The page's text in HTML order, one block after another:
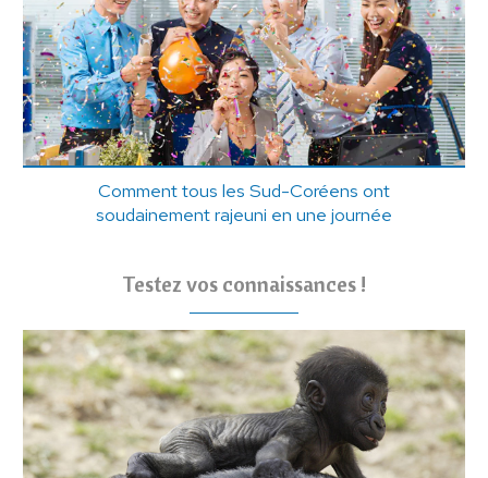
Comment tous les Sud-Coréens ont
soudainement rajeuni en une journée
Testez vos connaissances !